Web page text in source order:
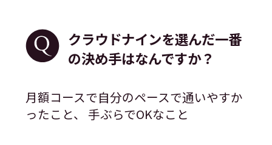
クラウドナインを選んだ一番
の決め手はなんですか？
月額コースで自分のペースで通いやすか
ったこと、 手ぶらでOKなこと